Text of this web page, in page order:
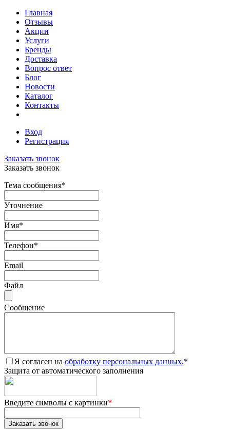
Главная
Отзывы
Акции
Услуги
Бренды
Доставка
Вопрос ответ
Блог
Новости
Каталог
Контакты
Вход
Регистрация
Заказать звонок
Заказать звонок
Тема сообщения*
Уточнение
Имя*
Телефон*
Email
Файл
Сообщение
Я согласен на обработку персональных данных.*
Защита от автоматического заполнения
Введите символы с картинки*